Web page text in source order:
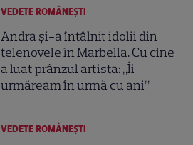
VEDETE ROMÂNEŞTI
Andra și-a întâlnit idolii din
telenovele în Marbella. Cu cine
a luat prânzul artista: „Îi
urmăream în urmă cu ani”
VEDETE ROMÂNEŞTI